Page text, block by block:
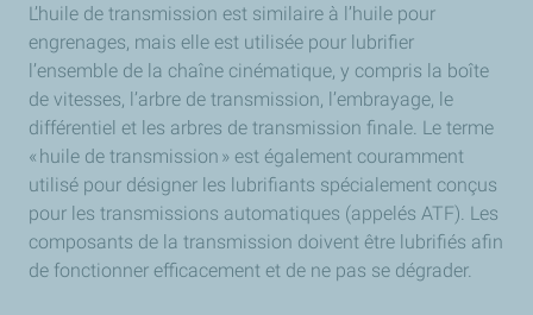
L’huile de transmission est similaire à l’huile pour
engrenages, mais elle est utilisée pour lubrifier
l’ensemble de la chaîne cinématique, y compris la boîte
de vitesses, l’arbre de transmission, l’embrayage, le
différentiel et les arbres de transmission finale. Le terme
« huile de transmission » est également couramment
utilisé pour désigner les lubrifiants spécialement conçus
pour les transmissions automatiques (appelés ATF). Les
composants de la transmission doivent être lubrifiés afin
de fonctionner efficacement et de ne pas se dégrader.